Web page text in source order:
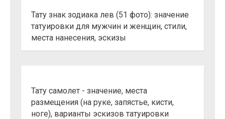
Тату знак зодиака лев (51 фото): значение
татуировки для мужчин и женщин, стили,
места нанесения, эскизы
Тату самолет - значение, места
размещения (на руке, запястье, кисти,
ноге), варианты эскизов татуировки